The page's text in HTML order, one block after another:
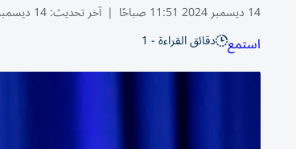
14 ديسمبر 2024 11:51 صباحًا | آخر تحديث:14 ديسمبر 11:51 2024
استمع دقائق القراءة - 1